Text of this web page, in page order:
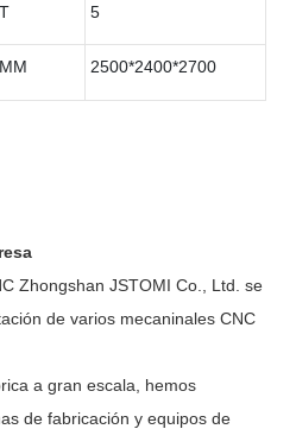
T 5
MM 2500*2400*2700
Zhongshan JSTOMI Co., Ltd. se
de varios mecaninales CNC
a gran escala, hemos
de fabricación y equipos de